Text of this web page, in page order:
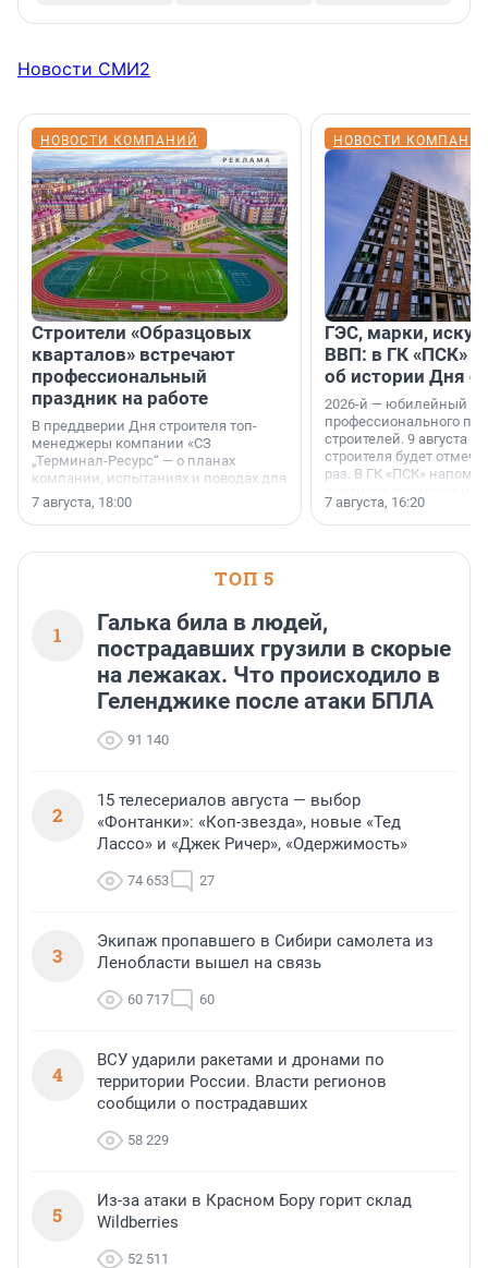
Новости СМИ2
НОВОСТИ КОМПАНИЙ
Строители «Образцовых
кварталов» встречают
профессиональный
праздник на работе
В преддверии Дня строителя топ-
менеджеры компании «СЗ
„Терминал-Ресурс“ — о планах
компании, испытаниях и поводах для
осторожного оптимизма.
7 августа, 18:00
НОВОСТИ
ГЭС, марки,
ВВП: в ГК «ПСК»
об истории Дня
2026-й — юбилейный
профессионального
строителей. 9 августа
строителя будет
раз. В ГК «ПСК»
поменялась роль
7 августа, 16:20
ТОП 5
1
Галька била в людей,
пострадавших грузили в скорые
на лежаках. Что происходило в
Геленджике после атаки БПЛА
91 140
2
15 телесериалов августа — выбор
«Фонтанки»: «Коп-звезда», новые «Тед
Лассо» и «Джек Ричер», «Одержимость»
74 653 27
3
Экипаж пропавшего в Сибири самолета из
Ленобласти вышел на связь
60 717 60
4
ВСУ ударили ракетами и дронами по
территории России. Власти регионов
сообщили о пострадавших
58 229
5
Из-за атаки в Красном Бору горит склад
Wildberries
52 511